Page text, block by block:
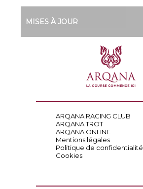
MISES À JOUR
ARQANA RACING CLUB
ARQANA TROT
ARQANA ONLINE
Mentions légales
Politique de confidentialité
Cookies